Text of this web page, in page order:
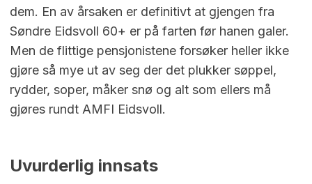
dem. En av årsaken er definitivt at gjengen fra
Søndre Eidsvoll 60+ er på farten før hanen galer.
Men de flittige pensjonistene forsøker heller ikke
gjøre så mye ut av seg der det plukker søppel,
rydder, soper, måker snø og alt som ellers må
gjøres rundt AMFI Eidsvoll.
Uvurderlig innsats